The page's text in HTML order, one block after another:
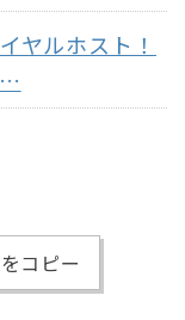
ヤルホスト！
コピー